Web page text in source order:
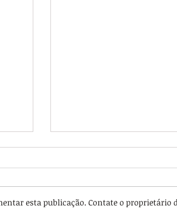
esta publicação. Contate o proprietário